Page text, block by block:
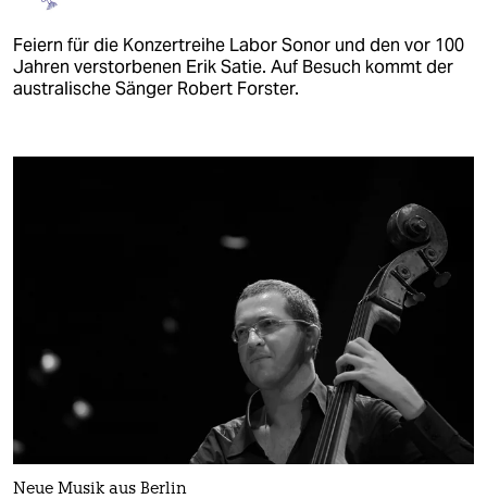
Feiern für die Konzertreihe Labor Sonor und den vor 100
Jahren verstorbenen Erik Satie. Auf Besuch kommt der
australische Sänger Robert Forster.
Neue Musik aus Berlin